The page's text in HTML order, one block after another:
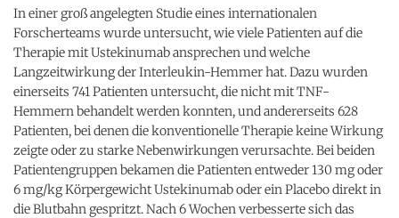
In einer groß angelegten Studie eines internationalen
Forscherteams wurde untersucht, wie viele Patienten auf die
Therapie mit Ustekinumab ansprechen und welche
Langzeitwirkung der Interleukin-Hemmer hat. Dazu wurden
einerseits 741 Patienten untersucht, die nicht mit TNF-
Hemmern behandelt werden konnten, und andererseits 628
Patienten, bei denen die konventionelle Therapie keine Wirkung
zeigte oder zu starke Nebenwirkungen verursachte. Bei beiden
Patientengruppen bekamen die Patienten entweder 130 mg oder
6 mg/kg Körpergewicht Ustekinumab oder ein Placebo direkt in
die Blutbahn gespritzt. Nach 6 Wochen verbesserte sich das